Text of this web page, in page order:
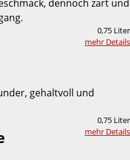
dennoch zart und
0,75 Liter
mehr Details
gehaltvoll und
0,75 Liter
mehr Details